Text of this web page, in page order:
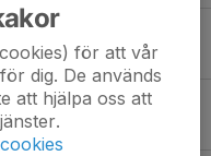
cup
för att vår
dig. De används
att hjälpa oss att